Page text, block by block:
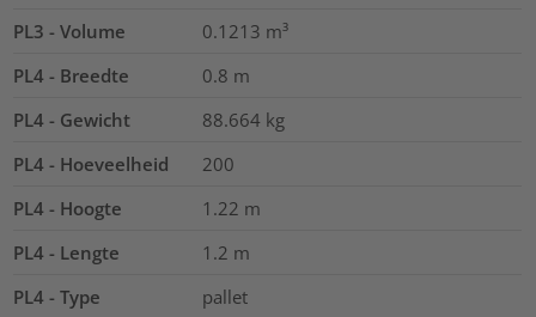
PL3 - Volume 0.1213 m³
PL4 - Breedte
0.8 m
PL4 - Gewicht
88.664 kg
PL4 - Hoeveelheid
200
PL4 - Hoogte
1.22 m
PL4 - Lengte
1.2 m
PL4 - Type
pallet